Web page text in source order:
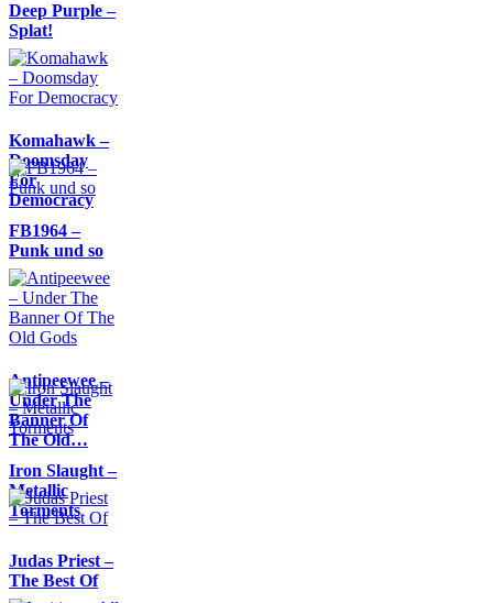
Deep Purple –
Splat!
Komahawk –
Doomsday
For
Democracy
FB1964 –
Punk und so
Antipeewee –
Under The
Banner Of
The Old…
Iron Slaught –
Metallic
Torments
Judas Priest –
The Best Of